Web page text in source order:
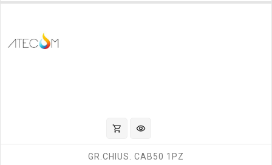
shopping_cart visibility
GR.CHIUS. CAB50 1PZ